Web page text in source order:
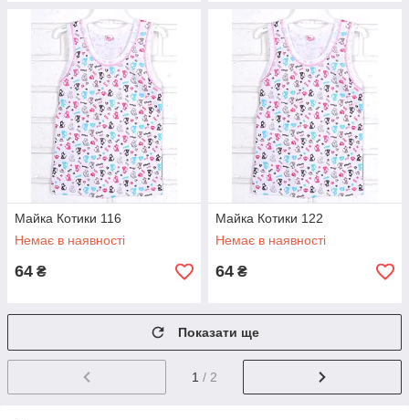
Майка Котики 116
Немає в наявності
64 ₴
Майка Котики 122
Немає в наявності
64 ₴
Показати ще
1 / 2